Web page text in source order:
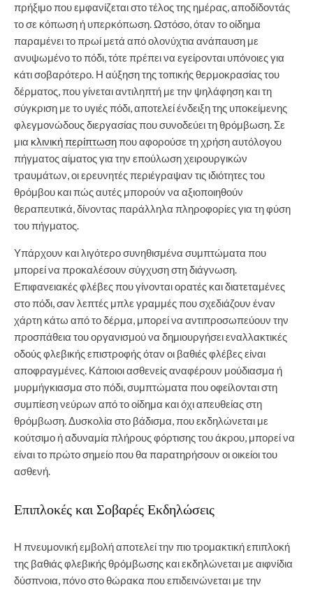
πρήξιμο που εμφανίζεται στο τέλος της ημέρας, αποδίδοντάς
το σε κόπωση ή υπερκόπωση. Ωστόσο, όταν το οίδημα
παραμένει το πρωί μετά από ολονύχτια ανάπαυση με
ανυψωμένο το πόδι, τότε πρέπει να εγείρονται υπόνοιες για
κάτι σοβαρότερο. Η αύξηση της τοπικής θερμοκρασίας του
δέρματος, που γίνεται αντιληπτή με την ψηλάφηση και τη
σύγκριση με το υγιές πόδι, αποτελεί ένδειξη της υποκείμενης
φλεγμονώδους διεργασίας που συνοδεύει τη θρόμβωση. Σε
μια κλινική περίπτωσηπου αφορούσε τη χρήση αυτόλογου
πήγματος αίματος για την επούλωση χειρουργικών
τραυμάτων, οι ερευνητές περιέγραψαν τις ιδιότητες του
θρόμβου και πώς αυτές μπορούν να αξιοποιηθούν
θεραπευτικά, δίνοντας παράλληλα πληροφορίες για τη φύση
του πήγματος.
Υπάρχουν και λιγότερο συνηθισμένα συμπτώματα που
μπορεί να προκαλέσουν σύγχυση στη διάγνωση.
Επιφανειακές φλέβες που γίνονται ορατές και διατεταμένες
στο πόδι, σαν λεπτές μπλε γραμμές που σχεδιάζουν έναν
χάρτη κάτω από το δέρμα, μπορεί να αντιπροσωπεύουν την
προσπάθεια του οργανισμού να δημιουργήσει εναλλακτικές
οδούς φλεβικής επιστροφής όταν οι βαθιές φλέβες είναι
αποφραγμένες. Κάποιοι ασθενείς αναφέρουν μούδιασμα ή
μυρμήγκιασμα στο πόδι, συμπτώματα που οφείλονται στη
συμπίεση νεύρων από το οίδημα και όχι απευθείας στη
θρόμβωση. Δυσκολία στο βάδισμα, που εκδηλώνεται με
κούτσιμο ή αδυναμία πλήρους φόρτισης του άκρου, μπορεί να
είναι το πρώτο σημείο που θα παρατηρήσουν οι οικείοι του
ασθενή.
Επιπλοκές και Σοβαρές Εκδηλώσεις
Η πνευμονική εμβολή αποτελεί την πιο τρομακτική επιπλοκή
της βαθιάς φλεβικής θρόμβωσης και εκδηλώνεται με αιφνίδια
δύσπνοια, πόνο στο θώρακα που επιδεινώνεται με την